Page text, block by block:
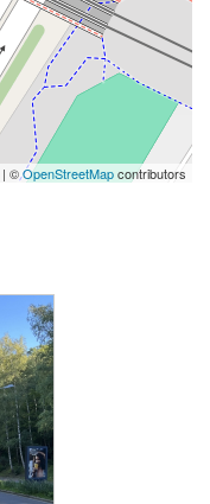
| ©OpenStreetMapcontributors